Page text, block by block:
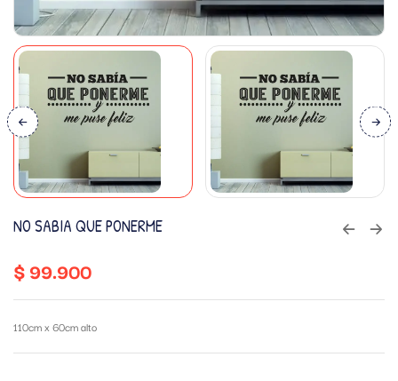
NO SABIA QUE PONERME
$99.900
110cm x 60cm alto